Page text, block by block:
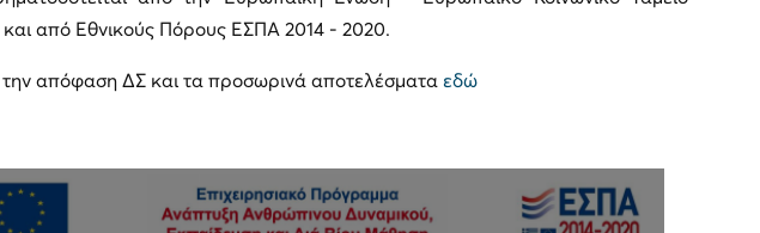
από Εθνικούς Πόρους ΕΣΠΑ 2014 - 2020.
την απόφαση ΔΣ και τα προσωρινά αποτελέσματα εδώ